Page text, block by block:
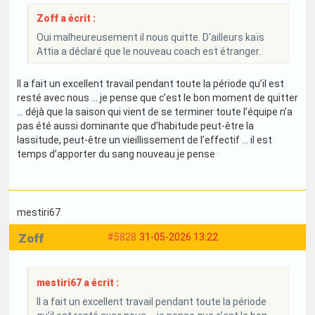
Zoff a écrit :
Oui malheureusement il nous quitte. D'ailleurs kaïs
Attia a déclaré que le nouveau coach est étranger.
Il a fait un excellent travail pendant toute la période qu’il est
resté avec nous … je pense que c’est le bon moment de quitter
… déjà que la saison qui vient de se terminer toute l’équipe n’a
pas été aussi dominante que d’habitude peut-être la
lassitude, peut-être un vieillissement de l’effectif … il est
temps d’apporter du sang nouveau je pense
mestiri67
#5828 31-05-2026 13:22
Zoff
mestiri67 a écrit :
Il a fait un excellent travail pendant toute la période